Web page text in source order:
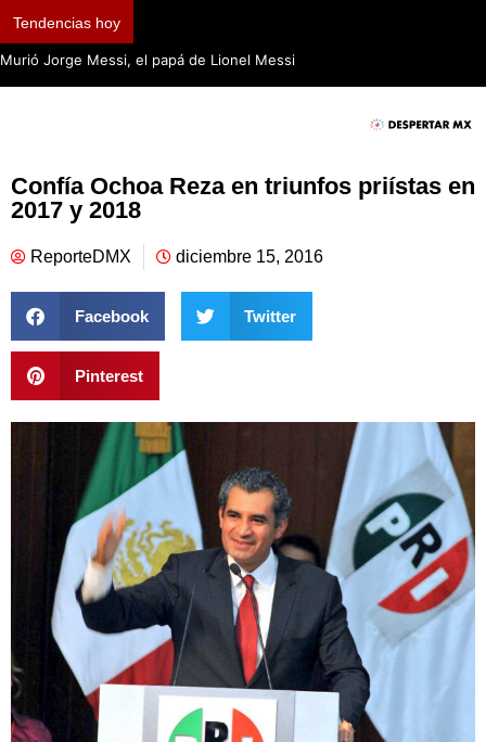
Tendencias hoy
Murió Jorge Messi, el papá de Lionel Messi
Confía Ochoa Reza en triunfos priístas en
2017 y 2018
ReporteDMX diciembre 15, 2016
Facebook Twitter
Pinterest